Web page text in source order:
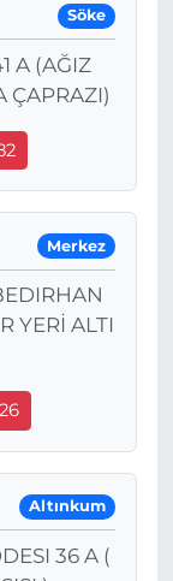
Söke
A (AĞIZ
ÇAPRAZI)
Merkez
YERİ ALTI
Altınkum
36 A (